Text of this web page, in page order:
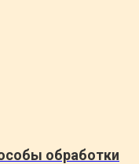
обработки